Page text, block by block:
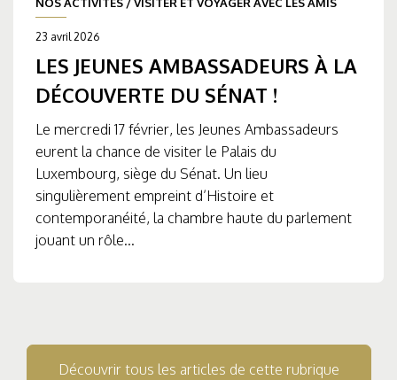
23 avril 2026
LES JEUNES AMBASSADEURS À LA
DÉCOUVERTE DU SÉNAT !
Le mercredi 17 février, les Jeunes Ambassadeurs
eurent la chance de visiter le Palais du
Luxembourg, siège du Sénat. Un lieu
singulièrement empreint d’Histoire et
contemporanéité, la chambre haute du parlement
jouant un rôle...
Découvrir tous les articles de cette rubrique